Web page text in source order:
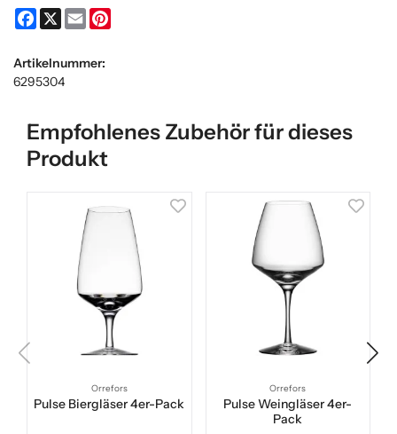
Facebook
X Email
Artikelnummer:
6295304
Empfohlenes Zubehör für dieses
Produkt
Orrefors
Pulse Biergläser 4er-Pack
Orrefors
Pulse Weingläser 4er-
Pack